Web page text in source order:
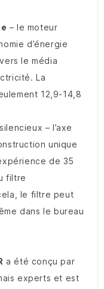
– le moteur
d’énergie
le média
La
12,9-14,8
– l’axe
unique
de 35
filtre
le filtre peut
dans le bureau
a été conçu par
experts et est